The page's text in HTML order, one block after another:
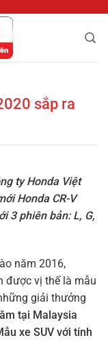
sắp ra
ty Honda Việt
Honda CR-V
3 phiên bản: L, G,
năm 2016,
được vị thế là mẫu
giải thưởng
tại Malaysia
xe SUV với tính